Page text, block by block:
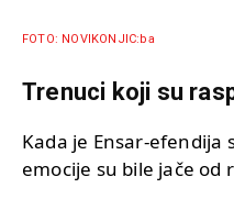
FOTO: NOVIKONJIC:ba
Trenuci koji su
Kada je Ensar-efendija
emocije su bile jače od